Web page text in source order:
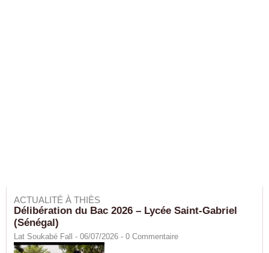
ACTUALITÉ À THIÈS
Délibération du Bac 2026 – Lycée Saint-Gabriel
(Sénégal)
Lat Soukabé Fall - 06/07/2026 - 0 Commentaire